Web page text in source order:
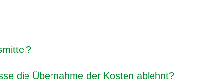
die Übernahme der Kosten ablehnt?